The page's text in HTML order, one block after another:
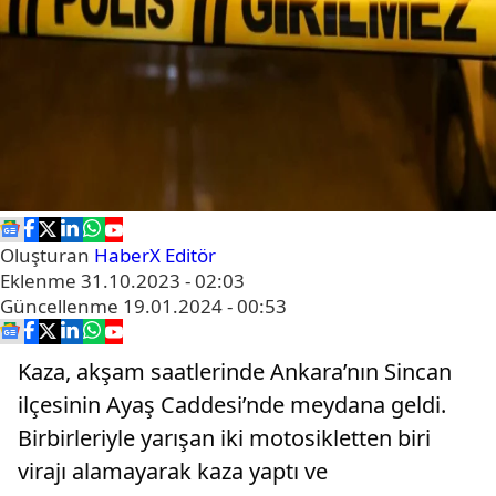
Oluşturan HaberX Editör
Eklenme 31.10.2023 - 02:03
Güncellenme 19.01.2024 - 00:53
Kaza, akşam saatlerinde Ankara’nın Sincan
ilçesinin Ayaş Caddesi’nde meydana geldi.
Birbirleriyle yarışan iki motosikletten biri
virajı alamayarak kaza yaptı ve